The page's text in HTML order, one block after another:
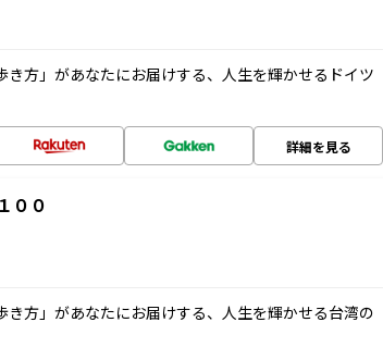
方」があなたにお届けする、人生を輝かせるドイツ
詳細を見る
００
方」があなたにお届けする、人生を輝かせる台湾の